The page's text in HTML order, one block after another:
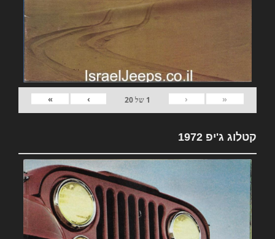
«
‹
1 של20
›
»
קטלוג ג'יפ 1972